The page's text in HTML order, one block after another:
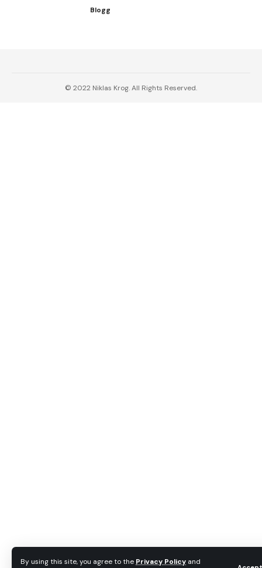
By using this site, you agree to the Privacy Policy and
Blogg
© 2022 Niklas Krog. All Rights Reserved.